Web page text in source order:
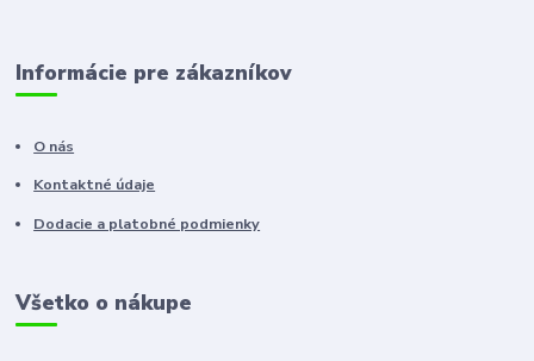
Informácie pre zákazníkov
O nás
Kontaktné údaje
Dodacie a platobné podmienky
Všetko o nákupe